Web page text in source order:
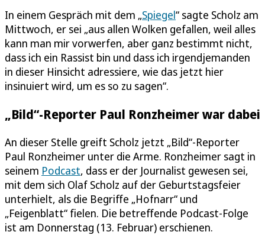
In einem Gespräch mit dem „Spiegel“ sagte Scholz am
Mittwoch, er sei „aus allen Wolken gefallen, weil alles
kann man mir vorwerfen, aber ganz bestimmt nicht,
dass ich ein Rassist bin und dass ich irgendjemanden
in dieser Hinsicht adressiere, wie das jetzt hier
insinuiert wird, um es so zu sagen“.
„Bild“-Reporter Paul Ronzheimer war dabei
An dieser Stelle greift Scholz jetzt „Bild“-Reporter
Paul Ronzheimer unter die Arme. Ronzheimer sagt in
seinem Podcast, dass er der Journalist gewesen sei,
mit dem sich Olaf Scholz auf der Geburtstagsfeier
unterhielt, als die Begriffe „Hofnarr“ und
„Feigenblatt“ fielen. Die betreffende Podcast-Folge
ist am Donnerstag (13. Februar) erschienen.